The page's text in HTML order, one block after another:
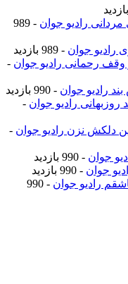
مردانی رادیو جوان
- 989
رادیو جوان - 989 بازدید
وقف رحمانی رادیو جوان -
رادیو جوان - 990 بازدید
روزبهانی رادیو جوان -
دلکش نزن رادیو جوان -
جوان - 990 بازدید
جوان - 990 بازدید
رادیو جوان
- 990